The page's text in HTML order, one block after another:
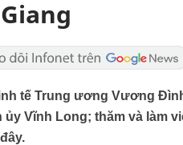
tế Trung ương Vương
Vĩnh Long; thăm và làm